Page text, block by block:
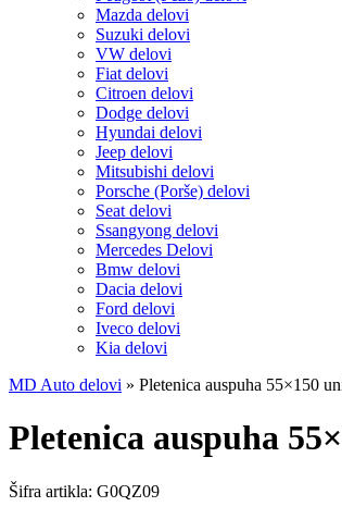
Mazda delovi
Suzuki delovi
VW delovi
Fiat delovi
Citroen delovi
Dodge delovi
Hyundai delovi
Jeep delovi
Mitsubishi delovi
Porsche (Porše) delovi
Seat delovi
Ssangyong delovi
Mercedes Delovi
Bmw delovi
Dacia delovi
Ford delovi
Iveco delovi
Kia delovi
MD Auto delovi » Pletenica auspuha 55×150
Pletenica auspuha
Šifra artikla: G0QZ09